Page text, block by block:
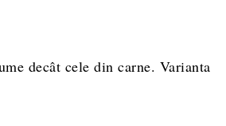
decât cele din carne. Varianta